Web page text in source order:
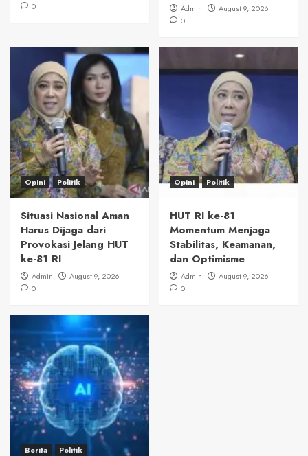
0
Admin
August 9, 2026
0
Opini Politik
Situasi Nasional Aman
Harus Dijaga dari
Provokasi Jelang HUT
ke-81 RI
Admin
August 9, 2026
0
Opini Politik
HUT RI ke-81
Momentum Menjaga
Stabilitas, Keamanan,
dan Optimisme
Admin
August 9, 2026
0
Berita Politik